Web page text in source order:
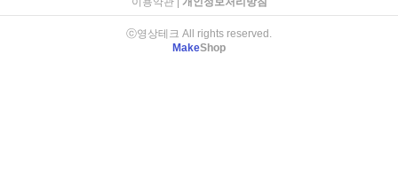
ⓒ영상테크 All rights reserved.
MakeShop